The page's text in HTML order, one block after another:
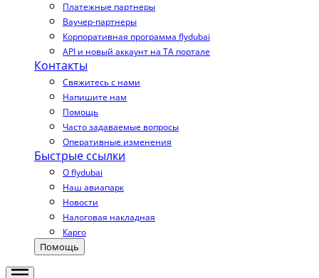
Платежные партнеры
Ваучер-партнеры
Корпоративная программа flydubai
API и новый аккаунт на TA портале
Контакты
Свяжитесь с нами
Напишите нам
Помощь
Часто задаваемые вопросы
Оперативные изменения
Быстрые ссылки
О flydubai
Наш авиапарк
Новости
Налоговая накладная
Карго
Помощь